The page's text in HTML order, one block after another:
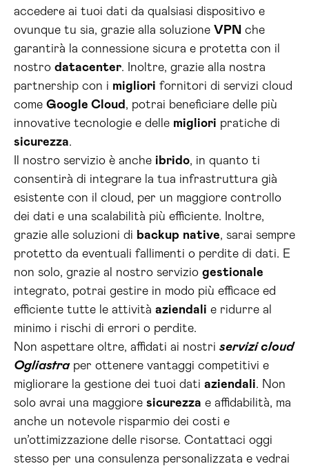
accedere ai tuoi dati da qualsiasi dispositivo e
ovunque tu sia, grazie alla soluzione VPN che
garantirà la connessione sicura e protetta con il
nostro datacenter. Inoltre, grazie alla nostra
partnership con i migliori fornitori di servizi cloud
come Google Cloud , potrai beneficiare delle più
innovative tecnologie e delle migliori pratiche di
sicurezza.
Il nostro servizio è anche ibrido, in quanto ti
consentirà di integrare la tua infrastruttura già
esistente con il cloud, per un maggiore controllo
dei dati e una scalabilità più efficiente. Inoltre,
grazie alle soluzioni di backup native, sarai sempre
protetto da eventuali fallimenti o perdite di dati. E
non solo, grazie al nostro servizio gestionale
integrato, potrai gestire in modo più efficace ed
efficiente tutte le attività aziendali e ridurre al
minimo i rischi di errori o perdite.
Non aspettare oltre, affidati ai nostri servizi cloud
Ogliastraper ottenere vantaggi competitivi e
migliorare la gestione dei tuoi dati aziendali. Non
solo avrai una maggiore sicurezza e affidabilità, ma
anche un notevole risparmio dei costi e
un’ottimizzazione delle risorse. Contattaci oggi
stesso per una consulenza personalizzata e vedrai